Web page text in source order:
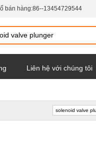
bán hàng:86--13454729544
Liên hệ với chúng tôi